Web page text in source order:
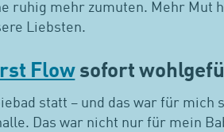
ruhig mehr zumuten. Mehr Mut
Liebsten.
Flowsofort
statt – und das war für mich
Das war nicht nur für mein